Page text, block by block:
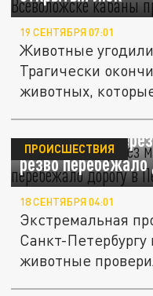
19 СЕНТЯБРЯ 07:01
Животные
Трагически
животных,
Неслись
резво перебежало
ПРОИСШЕСТВИЯ
18 СЕНТЯБРЯ 04:01
Экстремальная
Санкт-
животные